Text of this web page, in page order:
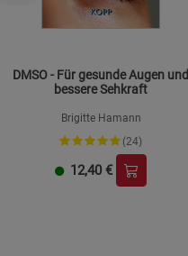
DMSO - Für gesunde Augen und
bessere Sehkraft
Brigitte Hamann
(24)
12,40 €